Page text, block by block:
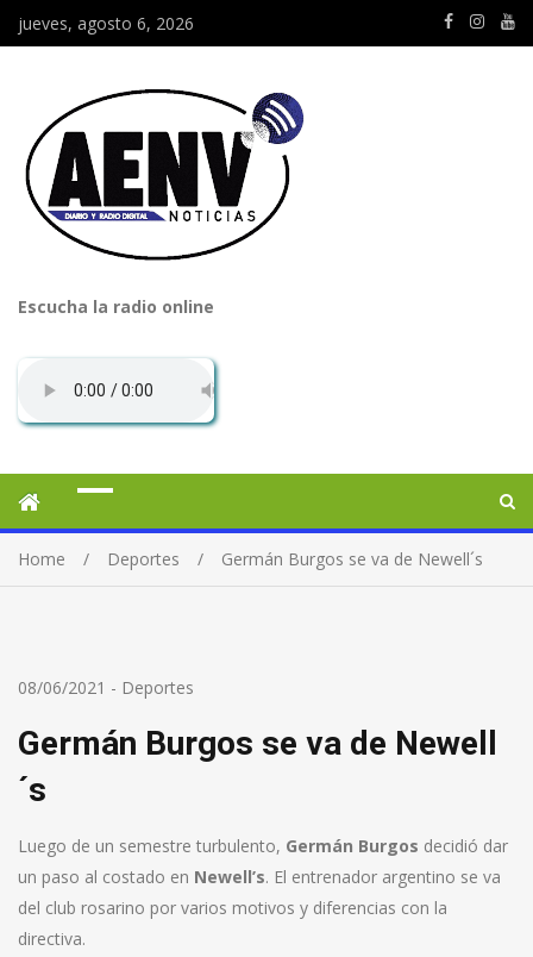
jueves, agosto 6, 2026
Escucha la radio online
Home Deportes Germán Burgos se va de Newell´s
08/06/2021 - Deportes
Germán Burgos se va de Newell
´s
Luego de un semestre turbulento, Germán Burgos decidió dar
un paso al costado en Newell’s. El entrenador argentino se va
del club rosarino por varios motivos y diferencias con la
directiva.